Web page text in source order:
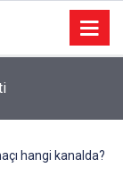
hangi kanalda?